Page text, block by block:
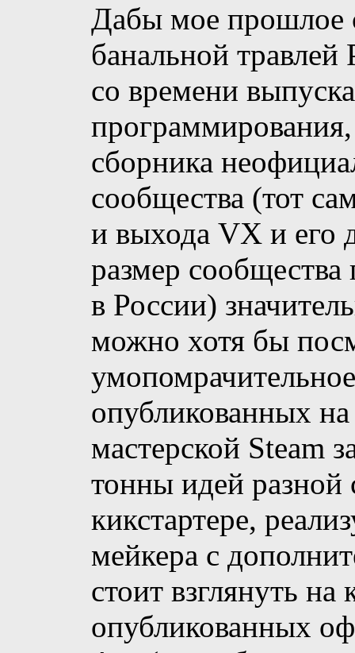
Дабы мое прошлое
банальной травлей
со времени
сборника
сообщества (тот
и выхода VX и его
размер
в России)
можно хотя бы
опубликованных
мастерской Steam
тонны идей разной
кикстартере,
мейкера с
стоит взглянуть на
опубликованных